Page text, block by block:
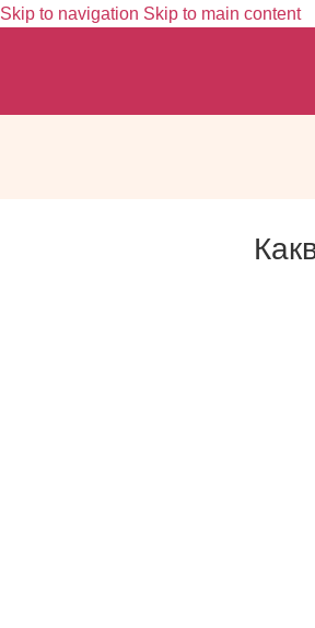
Skip to navigation Skip to main content